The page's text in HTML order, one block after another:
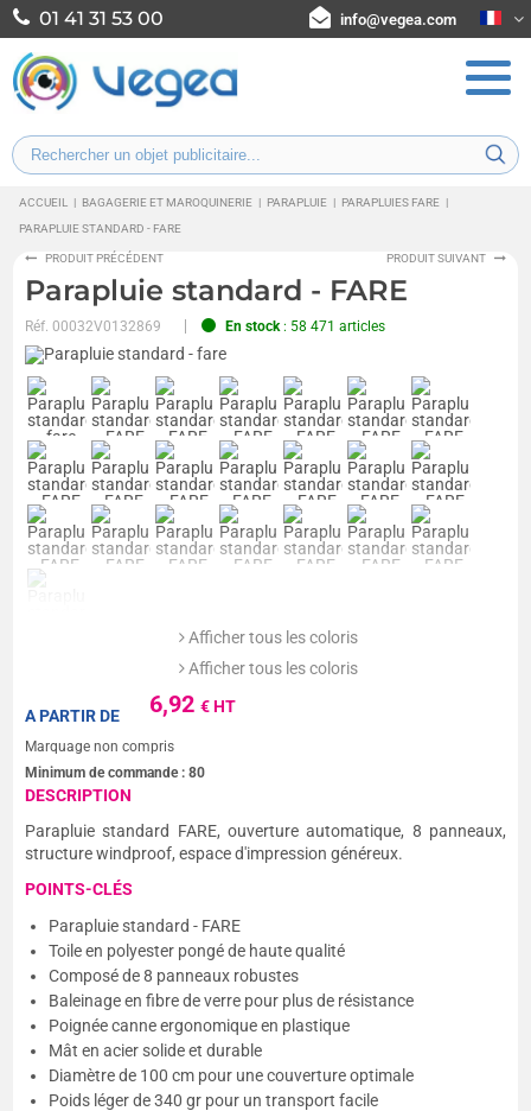
01 41 31 53 00 info@vegea.com
ACCUEIL | BAGAGERIE ET MAROQUINERIE | PARAPLUIE | PARAPLUIES FARE |
PARAPLUIE STANDARD - FARE
PRODUIT PRÉCÉDENT PRODUIT SUIVANT
Parapluie standard - FARE
Réf.00032V0132869 En stock: 58 471 articles
Afficher tous les coloris
Afficher tous les coloris
6,92€ HT
A PARTIR DE
Marquage non compris
Minimum de commande :80
DESCRIPTION
Parapluie standard FARE, ouverture automatique, 8 panneaux,
structure windproof, espace d'impression généreux.
POINTS-CLÉS
Parapluie standard - FARE
Toile en polyester pongé de haute qualité
Composé de 8 panneaux robustes
Baleinage en fibre de verre pour plus de résistance
Poignée canne ergonomique en plastique
Mât en acier solide et durable
Diamètre de 100 cm pour une couverture optimale
Poids léger de 340 gr pour un transport facile